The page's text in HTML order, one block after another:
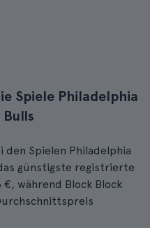
Spiele Philadelphia
Bulls
Spielen Philadelphia
günstigste registrierte
€, während Block Block